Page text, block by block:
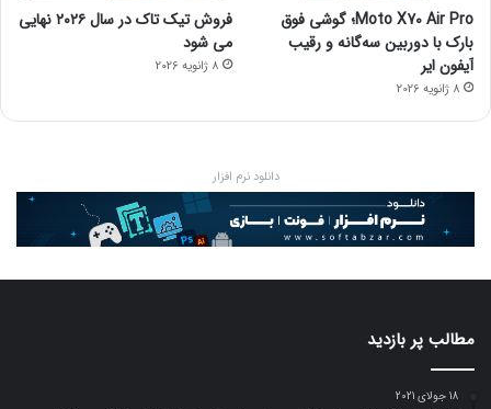
Moto X70 Air Pro؛ گوشی فوق
بارک با دوربین سه‌گانه و رقیب
آیفون ایر
8 ژانویه 2026
فروش تیک تاک در سال ۲۰۲۶ نهایی
می شود
8 ژانویه 2026
دانلود نرم افزار
مطالب پر بازدید
18 جولای 2021